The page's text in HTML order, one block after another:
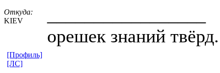
Откуда:
KIEV
орешек знаний
[Профиль]
[ЛС]